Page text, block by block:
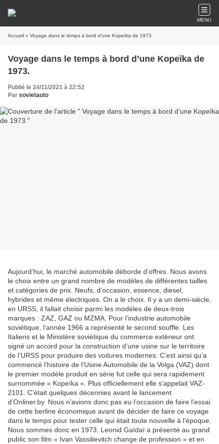
MENU
Accueil » Voyage dans le temps à bord d’une Kopeïka de 1973.
Voyage dans le temps à bord d’une Kopeïka de
1973.
Publié le 24/11/2021 à 22:52
Par sovietauto
Aujourd’hui, le marché automobile déborde d’offres. Nous avons
le choix entre un grand nombre de modèles de différentes tailles
et catégories de prix. Neufs, d’occasion, essence, diesel,
hybrides et même électriques. On a le choix. Il y a un demi-siècle,
en URSS, il fallait choisir parmi les modèles de deux-trois
marques : ZAZ, GAZ ou MZMA. Pour l’industrie automobile
soviétique, l’année 1966 a représenté le second souffle. Les
Italiens et le Ministère soviétique du commerce extérieur ont
signé un accord pour la construction d’une usine sur le territoire
de l’URSS pour produire des voitures modernes. C’est ainsi qu’a
commencé l’histoire de l’Usine Automobile de la Volga (VAZ) dont
le premier modèle produit en série fut celle qui sera rapidement
surnommée « Kopeïka ». Plus officiellement elle s'appelait VAZ-
2101. C’était quelques décennies avant le lancement
d’Onliner.by. Nous n’avions donc pas eu l’occasion de faire l’essai
de cette berline économique avant de décider de faire ce voyage
dans le temps pour tester celle qui était toute nouvelle à l’époque.
Nous sommes donc en 1973. Leonid Gaïdaï a présenté au grand
public son film « Ivan Vassilievitch change de profession » et en